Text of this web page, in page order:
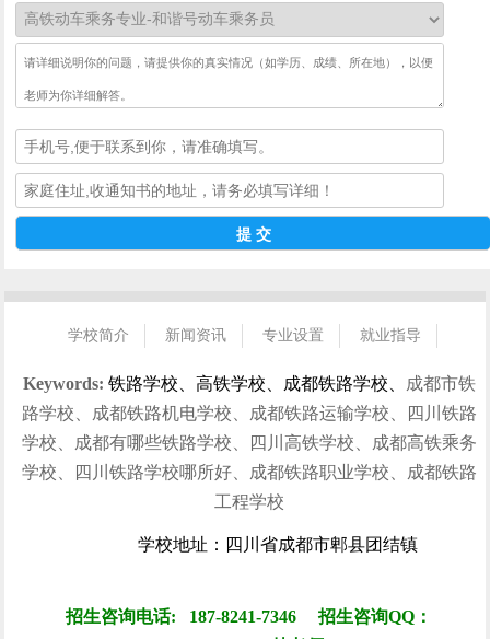
路运输专业
成都好的公办技校四川五月花技师学院推荐｜铁
道检修专业
成都好的公办技校四川五月花技师学院推荐｜计
算机应用技术专业
学校简介 新闻资讯 专业设置
就业指导
联系我们
Keywords: 铁路学校、高铁学校、成都铁路学校、
成都市铁
路学校、成都铁路机电学校、成都铁路运输学校、四川铁路
学校、成都有哪些铁路学校、四川高铁学校、成都高铁乘务
学校、四川铁路学校哪所好、成都铁路职业学校、成都铁路
工程学校
学校地址：四川省成都市郫县团结镇
招生咨询电话: 187-8241-7346 招生咨询QQ：